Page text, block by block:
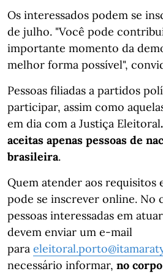
Os interessados podem se
de julho. "Você pode
importante momento da
melhor forma possível",
Pessoas filiadas a partidos
participar, assim como
em dia com a Justiça Eleitoral
aceitas apenas pessoas de
brasileira.
Quem atender aos requisitos
pode se inscrever online. No
pessoas interessadas em
devem enviar um e-mail
para
necessário informar, no